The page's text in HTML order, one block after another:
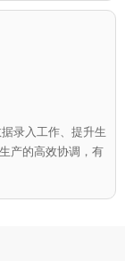
录入工作、提升生
产的高效协调，有